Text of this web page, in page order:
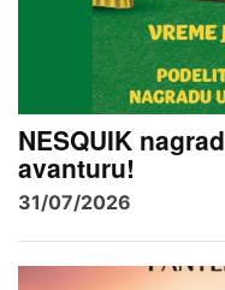
NESQUIK
avanturu!
31/07/2026